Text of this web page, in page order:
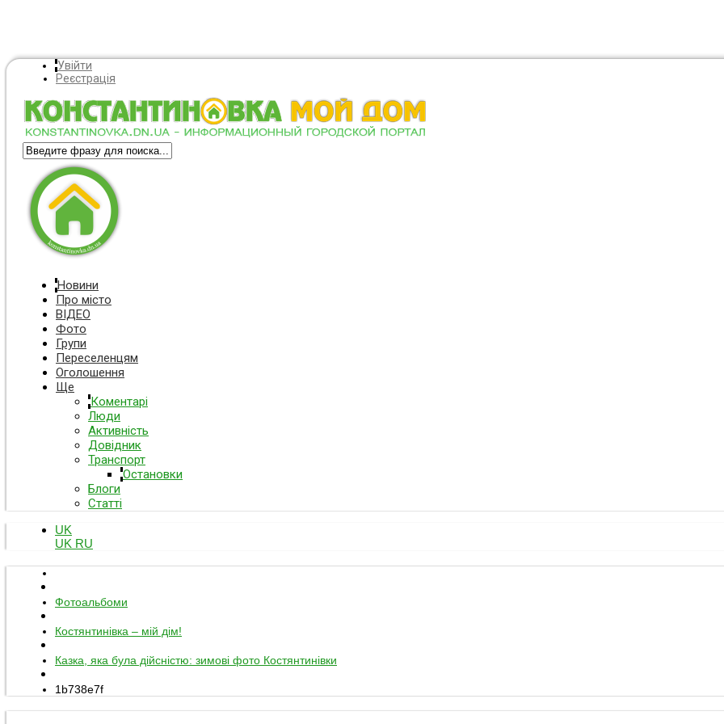
Увійти
Реєстрація
Новини
Про місто
ВІДЕО
Фото
Групи
Переселенцям
Оголошення
Ще
Коментарі
Люди
Активність
Довідник
Транспорт
Остановки
Блоги
Статті
UK
UK RU
Фотоальбоми
Костянтинівка – мій дім!
Казка, яка була дійсністю: зимові фото Костянтинівки
1b738e7f